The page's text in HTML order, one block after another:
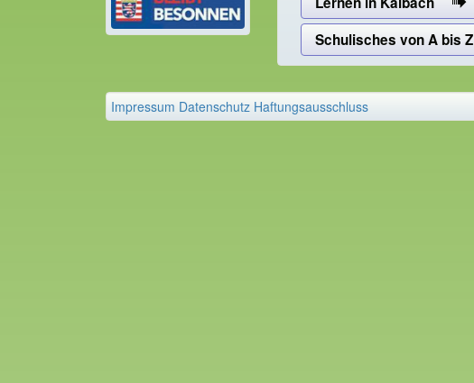
Schulisches von A bis Z
Impressum Datenschutz Haftungsausschluss